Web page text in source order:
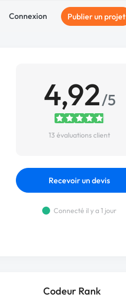
Connexion Publier un projet
4,92/5
13 évaluations client
Recevoir un devis
Connecté il y a 1 jour
Codeur Rank